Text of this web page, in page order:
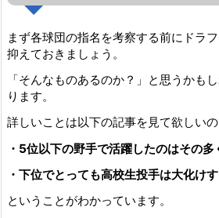
まず各球団の指名を考察する前にドラ
抑えておきましょう。
「そんなものあるのか？」と思うかも
ります。
詳しいことは以下の記事を見て欲しい
・5位以下の野手で活躍したのはその
・下位でとっても高校生投手は大化け
ということがわかっています。